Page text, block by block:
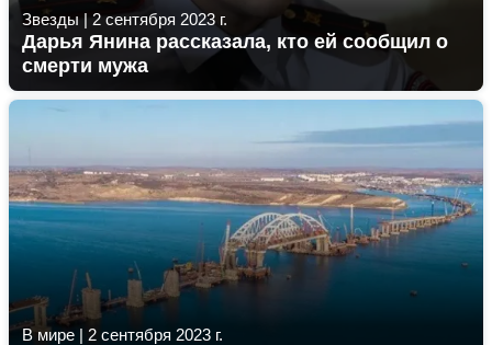
Звезды | 2 сентября 2023 г.
Дарья Янина рассказала, кто ей сообщил о
смерти мужа
В мире | 2 сентября 2023 г.